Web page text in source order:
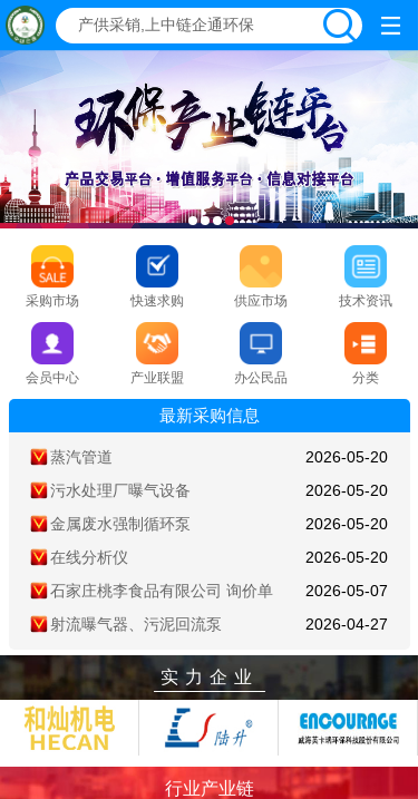
采购市场 快速求购 供应市场 技术资讯
会员中心 产业联盟 办公民品 分类
最新采购信息
蒸汽管道
2026-05-20
污水处理厂曝气设备
2026-05-20
金属废水强制循环泵
2026-05-20
在线分析仪
2026-05-20
石家庄桃李食品有限公司 询价单
2026-05-07
射流曝气器、污泥回流泵
2026-04-27
生活垃圾焚烧发电项目运维
2026-04-18
污水井
2026-04-18
DN150接户管
2026-04-18
污水管网
2026-04-18
实力企业
行业产业链